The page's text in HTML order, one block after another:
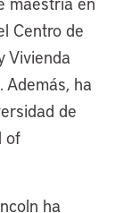
Centro de
Vivienda
Además, ha
de
of
ha